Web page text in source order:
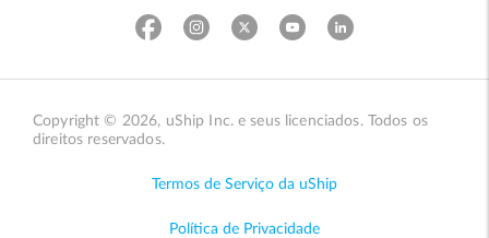
Copyright © 2026, uShip Inc. e seus licenciados. Todos os
direitos reservados.
Termos de Serviço da uShip
Política de Privacidade